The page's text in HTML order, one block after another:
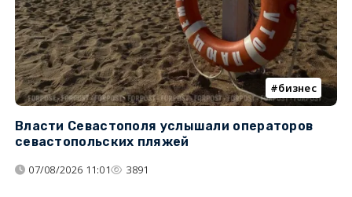
бизнес
Власти Севастополя услышали операторов
севастопольских пляжей
07/08/2026 11:01 3891